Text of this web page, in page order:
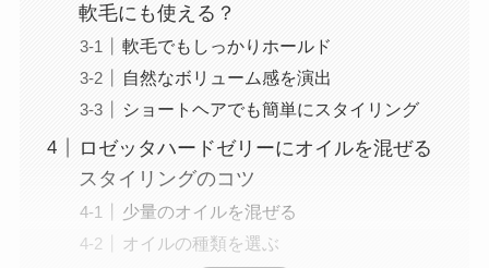
軟毛にも使える？
軟毛でもしっかりホールド
自然なボリューム感を演出
ショートヘアでも簡単にスタイリング
ロゼッタハードゼリーにオイルを混ぜる
スタイリングのコツ
少量のオイルを混ぜる
オイルの種類を選ぶ